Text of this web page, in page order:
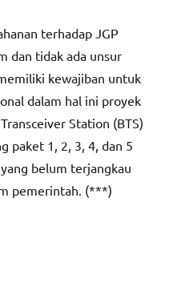
terhadap JGP
dan tidak ada unsur
kewajiban untuk
dalam hal ini proyek
Station (BTS)
paket 1, 2, 3, 4, dan 5
belum terjangkau
pemerintah. (***)